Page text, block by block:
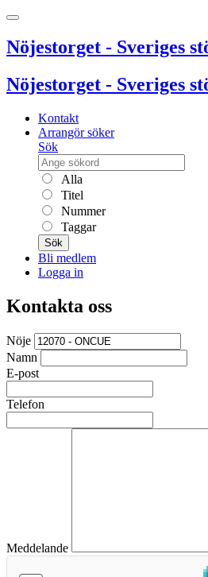
Nöjestorget - Sveriges
Nöjestorget - Sveriges
Kontakt
Arrangör söker
Sök
Alla
Titel
Nummer
Taggar
Sök
Bli medlem
Logga in
Kontakta oss
Nöje
Namn
E-post
Telefon
Meddelande